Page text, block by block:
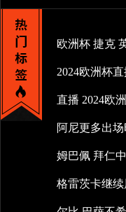
欧洲杯 捷克
2024欧洲杯直
直播 2024欧
阿尼更多出场
姆巴佩 拜仁
格雷茨卡继